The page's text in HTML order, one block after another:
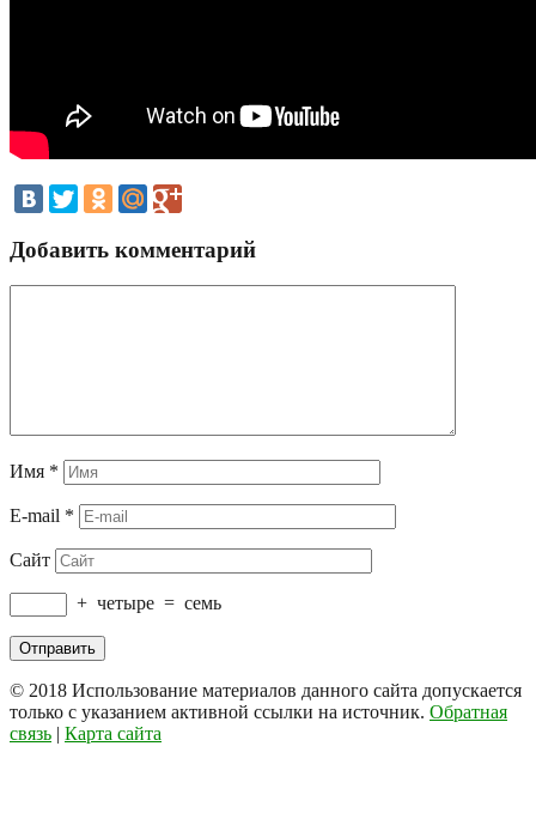
Добавить комментарий
Имя *
E-mail *
Сайт
+ четыре = семь
© 2018 Использование материалов данного сайта допускается
только с указанием активной ссылки на источник. Обратная
связь | Карта сайта